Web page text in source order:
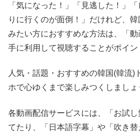
「気になった！」「見逃した！」
りに行くのが面倒！」だけれど、
みたい方におすすめな方法は、「
手に利用して視聴することがポイン
人気・話題・おすすめの韓国(韓流)
ホで心ゆくまで楽しみつくしましょ
各動画配信サービスには、「お試
てたり、「日本語字幕」や「吹き